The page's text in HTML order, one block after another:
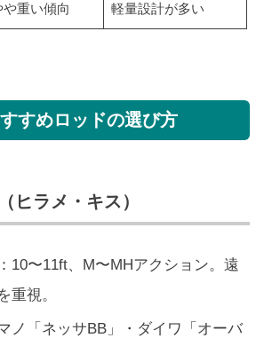
や重い傾向 軽量設計が多い
すめロッドの選び方
ヒラメ・キス）
：10〜11ft、M〜MHアクション。遠
重視。
ノ「ネッサBB」・ダイワ「オーバ